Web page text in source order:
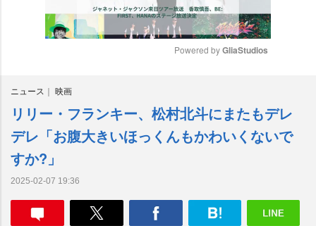
e
Powered by GliaStudios
ニュース 映画
リリー・フランキー、松村北斗にまたもデレ
デレ「お腹大きいほっくんもかわいくないで
すか?」
2025-02-07 19:36